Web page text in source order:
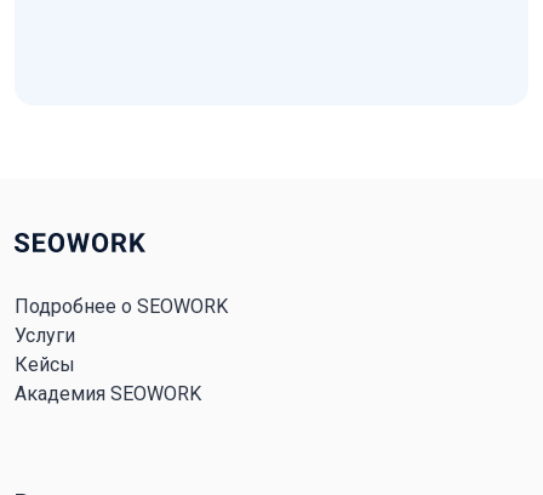
Подробнее о SEOWORK
Услуги
Кейсы
Академия SEOWORK